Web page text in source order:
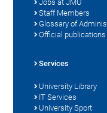
Jobs at JMU
Staff Members
Glossary of
Official publications
Services
University Library
IT Services
University Sport